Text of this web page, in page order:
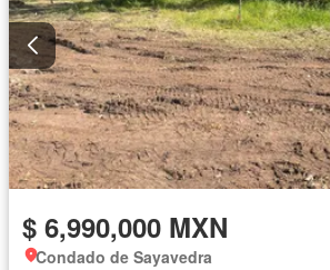
$ 6,990,000 MXN
Condado de Sayavedra